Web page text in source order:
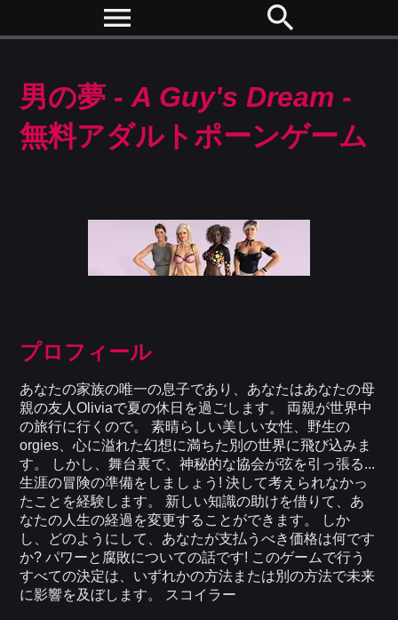
menu search
男の夢 -A Guy's Dream -
無料アダルトポーンゲーム
プロフィール
あなたの家族の唯一の息子であり、あなたはあなたの母
親の友人Oliviaで夏の休日を過ごします。 両親が世界中
の旅行に行くので。 素晴らしい美しい女性、野生の
orgies、心に溢れた幻想に満ちた別の世界に飛び込みま
す。 しかし、舞台裏で、神秘的な協会が弦を引っ張る...
生涯の冒険の準備をしましょう! 決して考えられなかっ
たことを経験します。 新しい知識の助けを借りて、あ
なたの人生の経過を変更することができます。 しか
し、どのようにして、あなたが支払うべき価格は何です
か? パワーと腐敗についての話です! このゲームで行う
すべての決定は、いずれかの方法または別の方法で未来
に影響を及ぼします。 スコイラー